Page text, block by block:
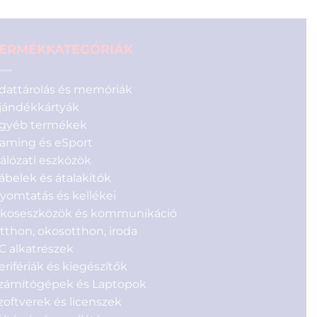
és memóriák
termékek
és eSport
eszközök
és átalakítók
és kellékei
és kommunikáció
okosotthon, iroda
alkatrészek
és kiegészítők
és Laptopok
és licenszek